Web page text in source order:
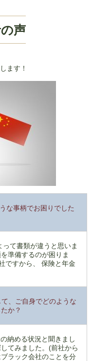
声
ます！
な事柄でお困りでした
て書類が違うと思いま
準備するのが困りま
ですから、 保険と年金
、ご自身でどのような
か？
納める状況と聞きまし
てみました。(前社から
ラック会社のことを分